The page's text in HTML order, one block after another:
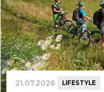
21.07.2026 LIFESTYLE